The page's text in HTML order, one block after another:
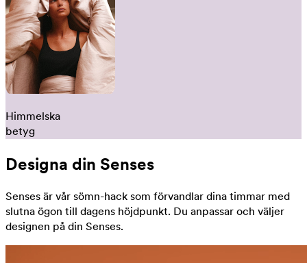
Himmelska
betyg
Designa din Senses
Senses är vår sömn-hack som förvandlar dina timmar med
slutna ögon till dagens höjdpunkt. Du anpassar och väljer
designen på din Senses.